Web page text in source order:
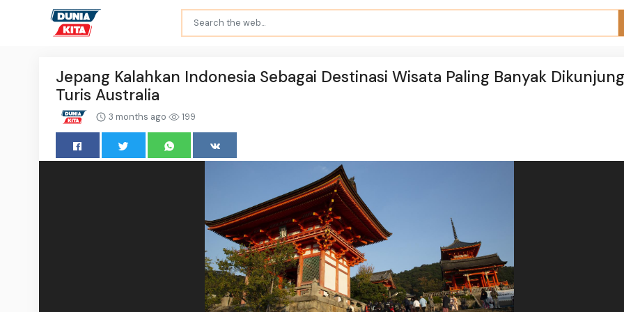
Jepang Kalahkan Indonesia Sebagai Destinasi Wisata Paling Banyak
Turis Australia
3 months ago 199